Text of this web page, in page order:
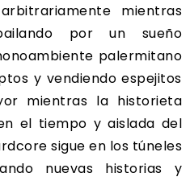
mientras
por un sueño
palermitano
y vendiendo espejitos
mientras la historieta
el tiempo y aislada del
sigue en los túneles
nuevas historias y